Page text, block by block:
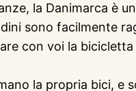
la Danimarca è
sono facilmente
con voi la
la propria bici, e